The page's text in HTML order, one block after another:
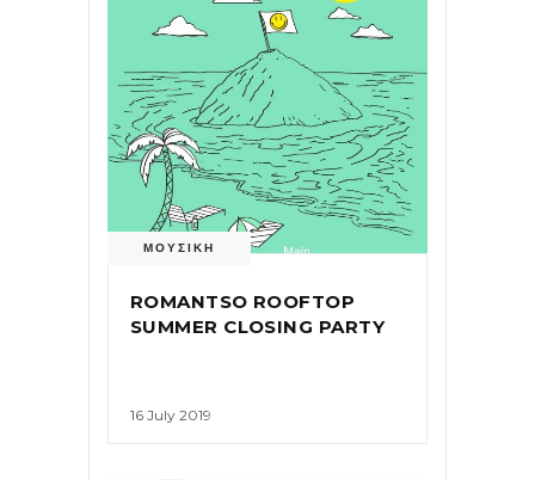
ΜΟΥΣΙΚΗ
ROMANTSO ROOFTOP
SUMMER CLOSING PARTY
16 July 2019